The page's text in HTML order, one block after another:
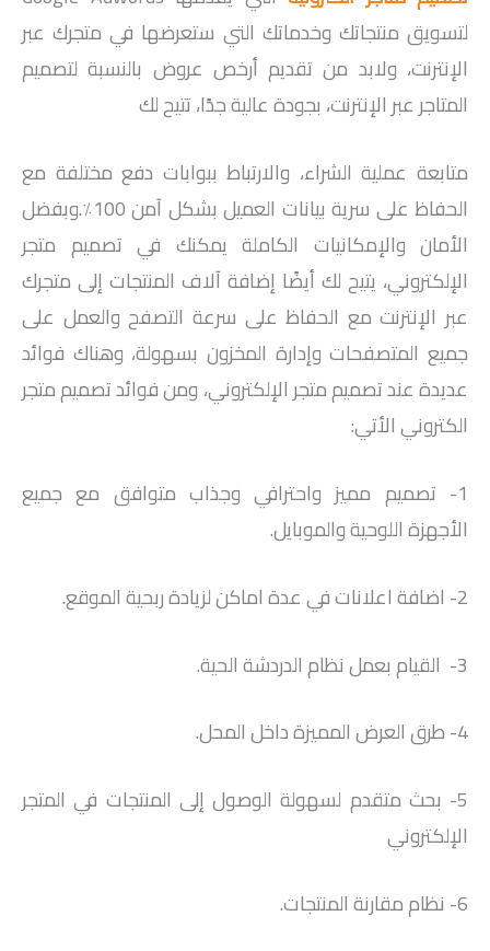
لتسويق منتجاتك وخدماتك التي ستعرضها في متجرك عبر
الإنترنت، ولابد من تقديم أرخص عروض بالنسبة لتصميم
المتاجر عبر الإنترنت، بجودة عالية جدًا، تتيح لك
متابعة عملية الشراء، والارتباط ببوابات دفع مختلفة مع
الحفاظ على سرية بيانات العميل بشكل آمن 100٪.وبفضل
الأمان والإمكانيات الكاملة يمكنك في تصميم متجر
الإلكتروني، يتيح لك أيضًا إضافة آلاف المنتجات إلى متجرك
عبر الإنترنت مع الحفاظ على سرعة التصفح والعمل على
جميع المتصفحات وإدارة المخزون بسهولة، وهناك فوائد
عديدة عند تصميم متجر الإلكتروني، ومن فوائد تصميم متجر
الكتروني الأتي:
1- تصميم مميز واحترافي وجذاب متوافق مع جميع
الأجهزة اللوحية والموبايل.
2- اضافة اعلانات في عدة اماكن لزيادة ربحية الموقع.
3- القيام بعمل نظام الدردشة الحية.
4- طرق العرض المميزة داخل المحل.
5- بحث متقدم لسهولة الوصول إلى المنتجات في المتجر
الإلكتروني
6- نظام مقارنة المنتجات.